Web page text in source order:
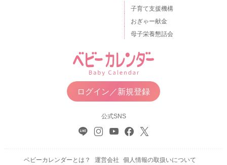
子育て支援機構
おぎゃー献金
母子栄養懇話会
ログイン／新規登録
公式SNS
ベビーカレンダーとは？ 運営会社 個人情報の取扱いについて